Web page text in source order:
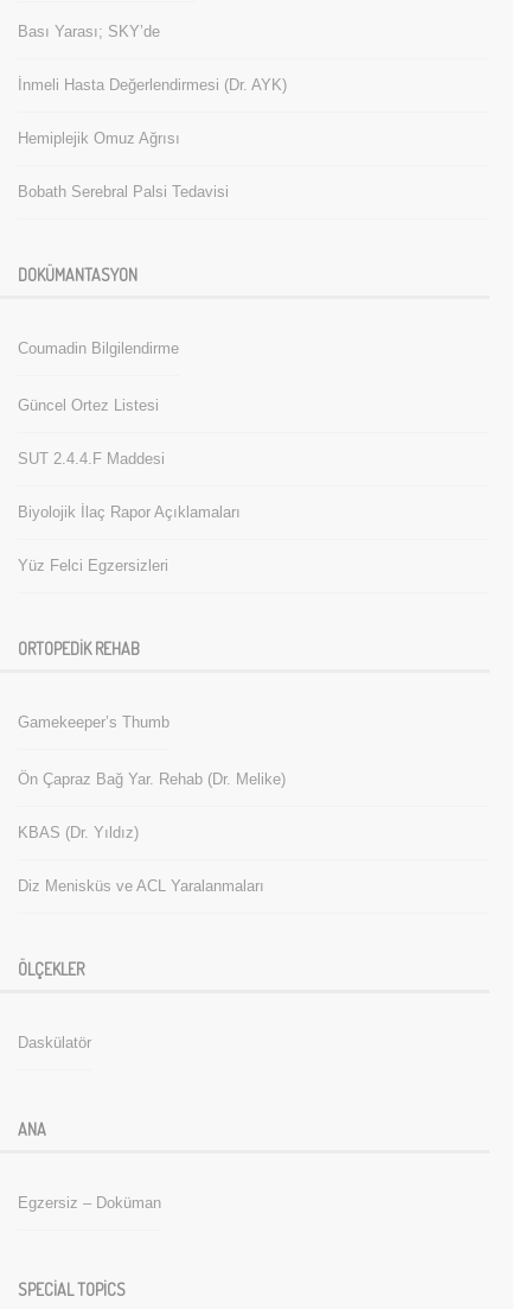
Bası Yarası; SKY’de
İnmeli Hasta Değerlendirmesi (Dr. AYK)
Hemiplejik Omuz Ağrısı
Bobath Serebral Palsi Tedavisi
DOKÜMANTASYON
Coumadin Bilgilendirme
Güncel Ortez Listesi
SUT 2.4.4.F Maddesi
Biyolojik İlaç Rapor Açıklamaları
Yüz Felci Egzersizleri
ORTOPEDIK REHAB
Gamekeeper’s Thumb
Ön Çapraz Bağ Yar. Rehab (Dr. Melike)
KBAS (Dr. Yıldız)
Diz Menisküs ve ACL Yaralanmaları
ÖLÇEKLER
Daskülatör
ANA
Egzersiz – Doküman
SPECIAL TOPICS